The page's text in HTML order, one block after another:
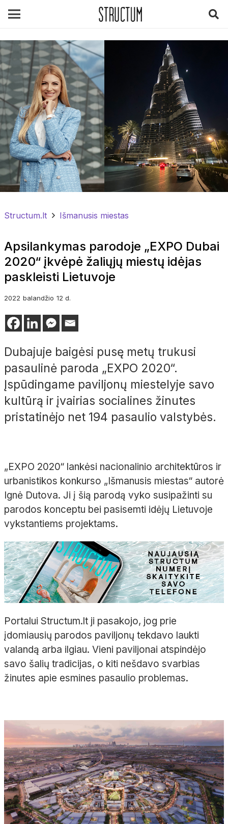
Structum.lt Išmanusis miestas
Apsilankymas parodoje „EXPO Dubai
2020“ įkvėpė žaliųjų miestų idėjas
paskleisti Lietuvoje
2022 balandžio 12 d.
Dubajuje baigėsi pusę metų trukusi
pasaulinė paroda „EXPO 2020“.
Įspūdingame paviljonų miestelyje savo
kultūrą ir įvairias socialines žinutes
pristatinėjo net 194 pasaulio valstybės.
„EXPO 2020“ lankėsi nacionalinio architektūros ir
urbanistikos konkurso „Išmanusis miestas“ autorė
Ignė Dutova. Ji į šią parodą vyko susipažinti su
parodos konceptu bei pasisemti idėjų Lietuvoje
vykstantiems projektams.
Portalui Structum.lt ji pasakojo, jog prie
įdomiausių parodos paviljonų tekdavo laukti
valandą arba ilgiau. Vieni paviljonai atspindėjo
savo šalių tradicijas, o kiti nešdavo svarbias
žinutes apie esmines pasaulio problemas.